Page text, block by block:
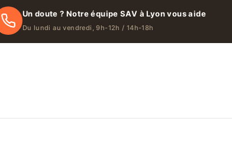
Un doute ? Notre équipe SAV à Lyon vous aide
Du lundi au vendredi, 9h-12h / 14h-18h